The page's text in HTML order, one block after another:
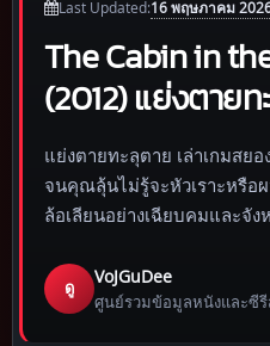
Last Updated:16 พฤษภาคม
The Cabin in
(2012) แย่งตายท
แย่งตายทะลุตาย เล่าเกมส
จนคุณลุ้นไม่รู้จะหัวเราะหรือ
ล้อเลียนอย่างเฉียบคมและจัง
ดู
VoJGuDee
ศูนย์รวมข้อมูลหนังและซี